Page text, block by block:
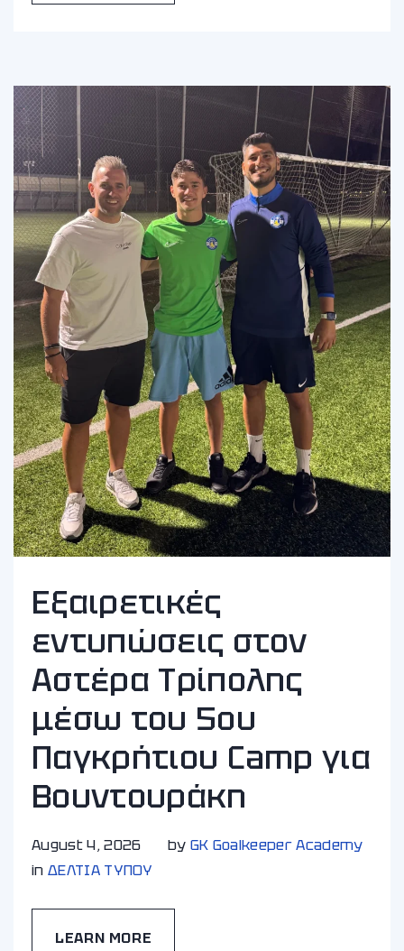
Εξαιρετικές
εντυπώσεις στον
Αστέρα Τρίπολης
μέσω του 5ου
Παγκρήτιου Camp για
Βουντουράκη
August 4, 2026 by GK Goalkeeper Academy
in ΔΕΛΤΙΑ ΤΥΠΟΥ
LEARN MORE